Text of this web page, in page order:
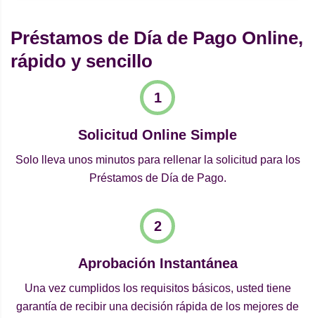
Préstamos de Día de Pago Online,
rápido y sencillo
Solicitud Online Simple
Solo lleva unos minutos para rellenar la solicitud para los
Préstamos de Día de Pago.
Aprobación Instantánea
Una vez cumplidos los requisitos básicos, usted tiene
garantía de recibir una decisión rápida de los mejores de